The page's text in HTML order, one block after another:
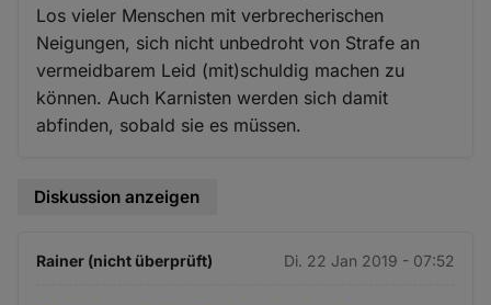
Los vieler Menschen mit verbrecherischen
Neigungen, sich nicht unbedroht von Strafe an
vermeidbarem Leid (mit)schuldig machen zu
können. Auch Karnisten werden sich damit
abfinden, sobald sie es müssen.
Diskussion anzeigen
Rainer (nicht überprüft) Di. 22 Jan 2019 - 07:52